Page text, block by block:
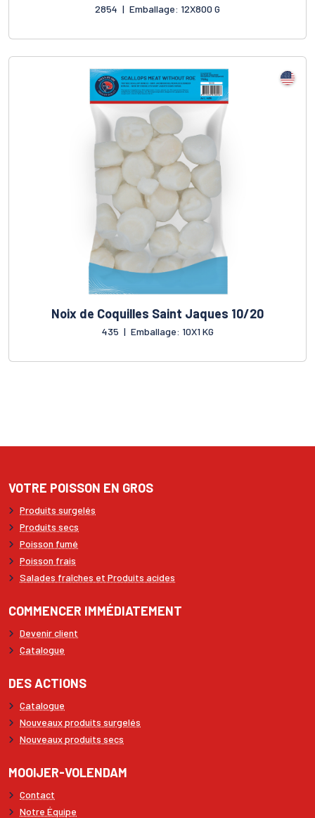
2854 | Emballage: 12X800 G
Noix de Coquilles Saint Jaques 10/20
435 | Emballage: 10X1 KG
VOTRE POISSON EN GROS
Produits surgelés
Produits secs
Poisson fumé
Poisson frais
Salades fraîches et Produits acides
COMMENCER IMMÉDIATEMENT
Devenir client
Catalogue
DES ACTIONS
Catalogue
Nouveaux produits surgelés
Nouveaux produits secs
MOOIJER-VOLENDAM
Contact
Notre Équipe